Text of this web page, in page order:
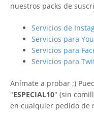
nuestros packs de
Servicios de
Servicios para
Servicios para
Servicios para
Anímate a probar ;)
"ESPECIAL10" (sin
en cualquier pedido de